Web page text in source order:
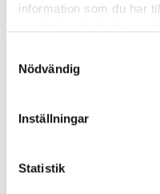
information som du har
mer här.
Nödvändig
Inställningar
Statistik